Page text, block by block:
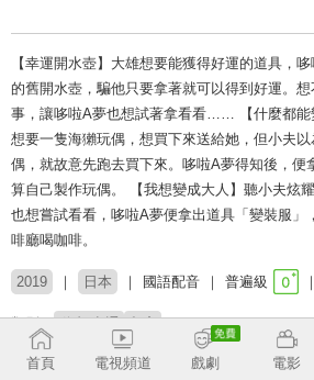
【幸運開水壺】大雄想要能獲得好運的道具，
的舊開水壺，騙他只要拿著就可以得到好運。
事，讓哆啦A夢也想試著拿看看…… 【什麼都能
想要一隻海獺玩偶，想買下來送給她，但小夫
偶，就故意先跑去買下來。哆啦A夢得知後，便
算自己製作玩偶。 【我想變成大人】聽小夫炫
也想嘗試看看，哆啦A夢便拿出道具「變裝服」
啡廳喝咖啡。
2019 日本 國語配音 普遍級
類別： 動畫/卡通 兒童
配音： 陳美貞 林筱玲 穆宣名 李世揚 梁興昌
首頁 電視頻道 戲劇 電影